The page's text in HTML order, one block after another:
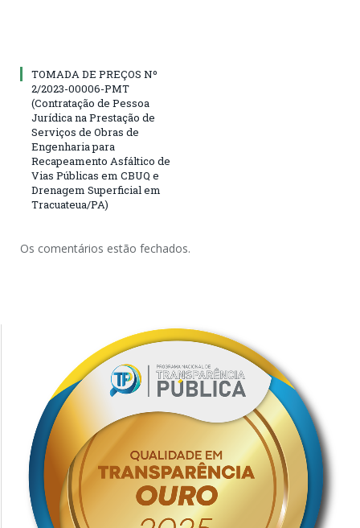
TOMADA DE PREÇOS Nº
2/2023-00006-PMT
(Contratação de Pessoa
Jurídica na Prestação de
Serviços de Obras de
Engenharia para
Recapeamento Asfáltico de
Vias Públicas em CBUQ e
Drenagem Superficial em
Tracuateua/PA)
Os comentários estão fechados.